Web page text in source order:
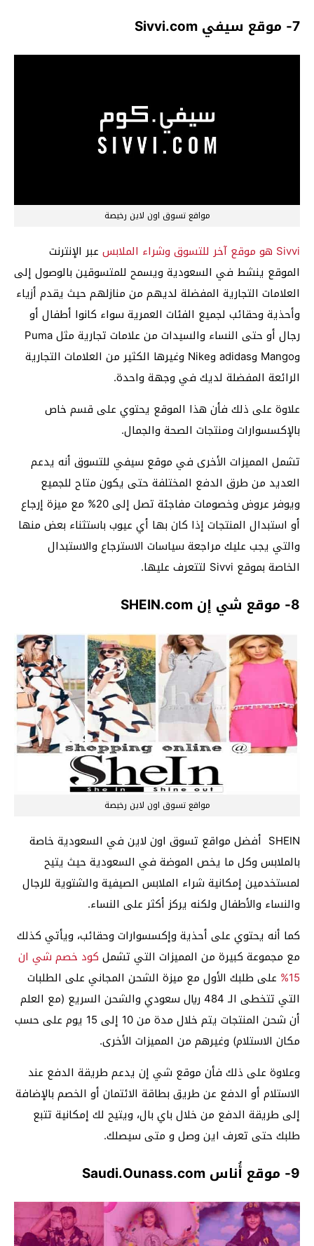
7- موقع سيفي Sivvi.com
مواقع تسوق اون لاين رخيصة
Sivvi هو موقع آخر للتسوق وشراء الملابس
عبر الإنترنت
الموقع ينشط في السعودية ويسمح للمتسوقين بالوصول إلى
العلامات التجارية المفضلة لديهم من منازلهم حيث يقدم أزياء
وأحذية وحقائب لجميع الفئات العمرية سواء كانوا أطفال أو
رجال أو حتى النساء والسيدات من علامات تجارية مثل Puma
وMango وadidas وNike وغيرها الكثير من العلامات التجارية
الرائعة المفضلة لديك في وجهة واحدة.
علاوة على ذلك فأن هذا الموقع يحتوي على قسم خاص
بالإكسسوارات ومنتجات الصحة والجمال.
تشمل المميزات الأخرى في موقع سيفي للتسوق أنه يدعم
العديد من طرق الدفع المختلفة حتى يكون متاح للجميع
ويوفر عروض وخصومات مفاجئة تصل إلى 20% مع ميزة إرجاع
أو استبدال المنتجات إذا كان بها أي عيوب باستثناء بعض منها
والتي يجب عليك مراجعة سياسات الاسترجاع والاستبدال
الخاصة بموقع Sivvi لتتعرف عليها.
8- موقع شي إن SHEIN.com
مواقع تسوق اون لاين رخيصة
SHEIN أفضل مواقع تسوق اون لاين في السعودية خاصة
بالملابس وكل ما يخص الموضة في السعودية حيث يتيح
لمستخدمين إمكانية شراء الملابس الصيفية والشتوية للرجال
والنساء والأطفال ولكنه يركز أكثر على النساء.
كما أنه يحتوي على أحذية وإكسسوارات وحقائب، ويأتي كذلك
مع مجموعة كبيرة من المميزات التي تشمل كود خصم شي ان
15%
على طلبك الأول مع ميزة الشحن المجاني على الطلبات
التي تتخطى الـ 484 ريال سعودي والشحن السريع (مع العلم
أن شحن المنتجات يتم خلال مدة من 10 إلى 15 يوم على حسب
مكان الاستلام) وغيرهم من المميزات الأخرى.
وعلاوة على ذلك فأن موقع شي إن يدعم طريقة الدفع عند
الاستلام أو الدفع عن طريق بطاقة الائتمان أو الخصم بالإضافة
إلى طريقة الدفع من خلال باي بال، ويتيح لك إمكانية تتبع
طلبك حتى تعرف اين وصل و متى سيصلك.
9- موقع أُناس Saudi.Ounass.com